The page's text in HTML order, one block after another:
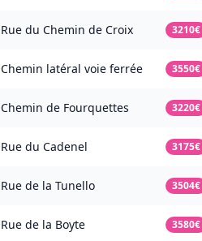
Rue du Chemin de Croix 3210€
Chemin latéral voie ferrée 3550€
Chemin de Fourquettes 3220€
Rue du Cadenel 3175€
Rue de la Tunello 3504€
Rue de la Boyte 3580€